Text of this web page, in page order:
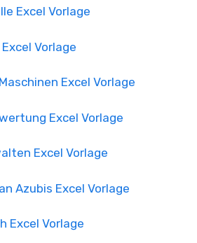
Excel Vorlage
Vorlage
Excel Vorlage
Excel Vorlage
Excel Vorlage
Azubis Excel Vorlage
Excel Vorlage